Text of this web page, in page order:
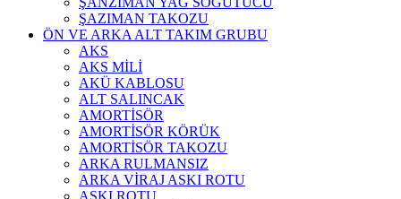
ŞAZIMAN TAKOZU
ÖN VE ARKA ALT TAKIM GRUBU
AKS
AKS MİLİ
AKÜ KABLOSU
ALT SALINCAK
AMORTİSÖR
AMORTİSÖR KÖRÜK
AMORTİSÖR TAKOZU
ARKA RULMANSIZ
ARKA VİRAJ ASKI ROTU